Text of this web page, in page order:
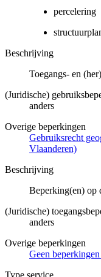
percelering
Beschrijving
Toegangs- en
(Juridische)
anders
Overige beperkingen
Gebruiksrecht
Vlaanderen)
Beschrijving
Beperking(en) op
(Juridische)
anders
Overige beperkingen
Geen
Type service